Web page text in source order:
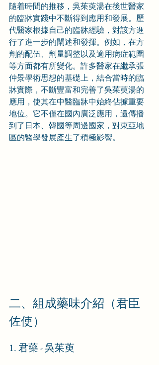
隨着時間的推移，吳茱萸湯在後世醫家
的臨牀實踐中不斷得到應用和發展。歷
代醫家根據自己的臨牀經驗，對該方進
行了進一步的闡述和發揮。例如，在方
劑的配伍、劑量調整以及適用病症範圍
等方面都有所變化。許多醫家在繼承張
仲景學術思想的基礎上，結合當時的臨
牀實際，不斷豐富和完善了吳茱萸湯的
應用，使其在中醫臨牀中始終佔據重要
地位。它不僅在國內廣泛應用，還傳播
到了日本、韓國等周邊國家，對東亞地
區的醫學發展產生了積極影響。
二、組成藥味介紹（君臣
佐使）
1. 君藥 - 吳茱萸